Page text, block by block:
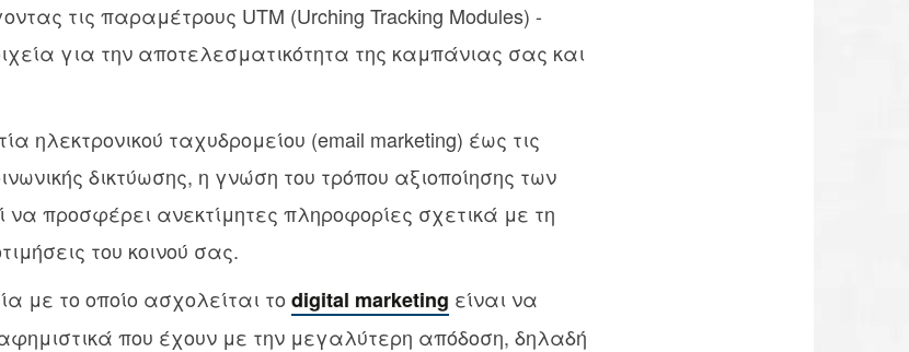
τις παραμέτρους UTM (Urching Tracking Modules) -
για την αποτελεσματικότητα της καμπάνιας σας και
ηλεκτρονικού ταχυδρομείου (email marketing) έως τις
δικτύωσης, η γνώση του τρόπου αξιοποίησης των
προσφέρει ανεκτίμητες πληροφορίες σχετικά με τη
του κοινού σας.
με το οποίο ασχολείται το digital marketing είναι να
που έχουν με την μεγαλύτερη απόδοση, δηλαδή